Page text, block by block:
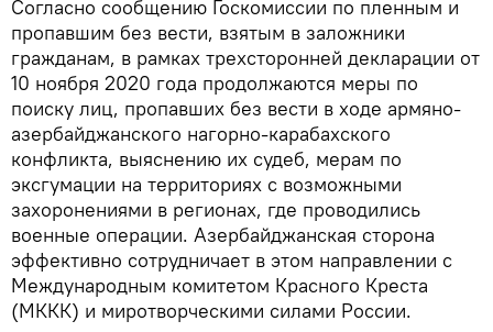
Согласно сообщению Госкомиссии по пленным и
пропавшим без вести, взятым в заложники
гражданам, в рамках трехсторонней декларации от
10 ноября 2020 года продолжаются меры по
поиску лиц, пропавших без вести в ходе армяно-
азербайджанского нагорно-карабахского
конфликта, выяснению их судеб, мерам по
эксгумации на территориях с возможными
захоронениями в регионах, где проводились
военные операции. Азербайджанская сторона
эффективно сотрудничает в этом направлении с
Международным комитетом Красного Креста
(МККК) и миротворческими силами России.